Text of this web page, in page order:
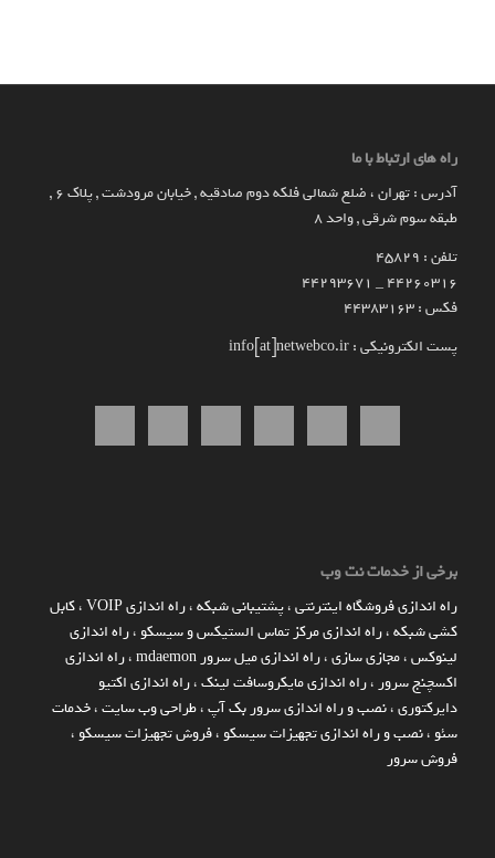
راه های ارتباط با ما
آدرس : تهران ، ضلع شمالی فلکه دوم صادقیه , خیابان مرودشت , پلاک ۶ ,
طبقه سوم شرقی , واحد ۸
تلفن : 45829
۴۴۲۶۰۳۱۶ _ 44293671
فکس : 44383163
پست الکترونیکی : info[at]netwebco.ir
برخی از خدمات نت وب
راه اندازي فروشگاه اينترنتي،پشتیبانی شبکه،راه اندازی VOIP ،کابل
کشی شبکه،راه اندازی مرکز تماس الستیکس و سیسکو ،راه اندازی
لینوکس،مجازی سازی،راه اندازی میل سرور mdaemon ،راه اندازی
اکسچنج سرور ،راه اندازی مایکروسافت لینک،راه اندازی اکتیو
دایرکتوری،نصب و راه اندازی سرور بک آپ،طراحی وب سایت،خدمات
سئو ،نصب و راه اندازی تجهیزات سیسکو ،فروش تجهیزات سیسکو ،
فروش سرور